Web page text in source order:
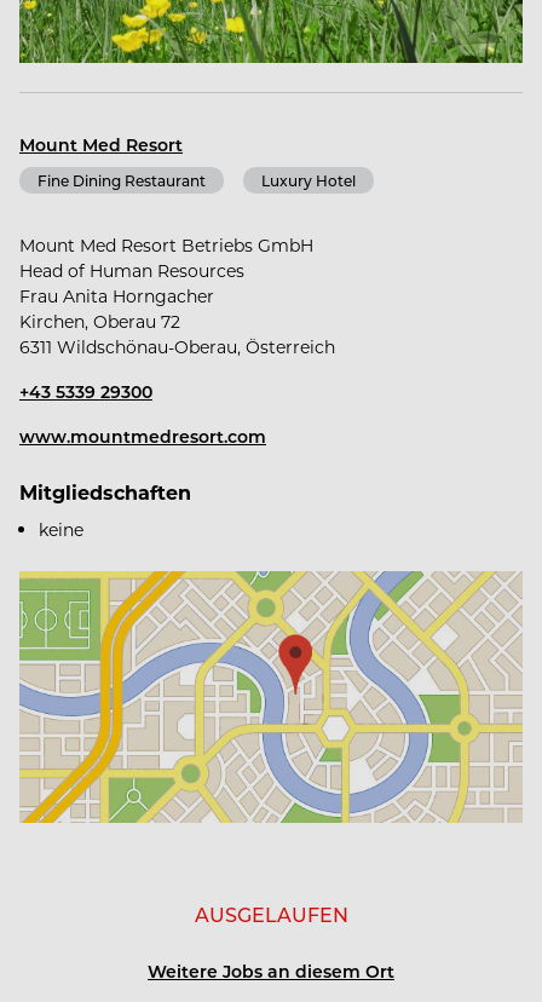
nachvollziehbare Ergebnisse. Unser holistischer
Ansatz setzt auf ganzheitliche Zellgesundheit und
Zusammenspiel von Medizin und Hotellerie.
Wir verfolgen dabei dasselbe Ziel: unseren Gästen
fundiert, hochwertig und alltagstauglich.
/ Gesundheit weiterzugeben gelingt nur mit
einem gesunden Team.
Wir bieten Jahresstellen mit echter Perspektive –
Verlässliche Dienstplanung, strukturierte Abläufe
und klare Organisation schaffen Stabilität und
Planbarkeit.
Wir denken Tourismus neu: mit dem Anspruch, den
Beruf langfristig attraktiv zu gestalten und echte
Work-Life-Balance zu ermöglichen – mit Zeit für
Familie, Freunde und persönliche Entwicklung.
Teamevents sind fester Bestandteil unserer
Mount Med Resort
Fine Dining Restaurant Luxury Hotel
Mount Med Resort Betriebs GmbH
Head of Human Resources
Frau Anita Horngacher
Kirchen, Oberau 72
6311 Wildschönau-Oberau, Österreich
+43 5339 29300
www.mountmedresort.com
Mitgliedschaften
keine
AUSGELAUFEN
Weitere Jobs an diesem Ort